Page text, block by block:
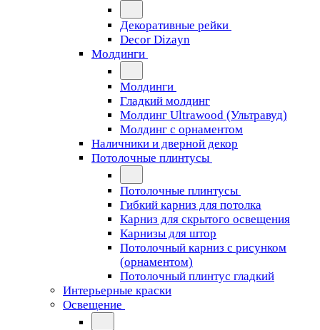
Декоративные рейки
Decor Dizayn
Молдинги
Молдинги
Гладкий молдинг
Молдинг Ultrawood (Ультравуд)
Молдинг с орнаментом
Наличники и дверной декор
Потолочные плинтусы
Потолочные плинтусы
Гибкий карниз для потолка
Карниз для скрытого освещения
Карнизы для штор
Потолочный карниз с рисунком
(орнаментом)
Потолочный плинтус гладкий
Интерьерные краски
Освещение